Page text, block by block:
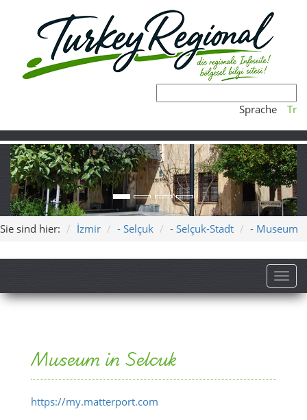
Sprache Tr
Sie sind hier: İzmir - Selçuk - Selçuk-Stadt - Museum
Museum in Selcuk
https://my.matterport.com